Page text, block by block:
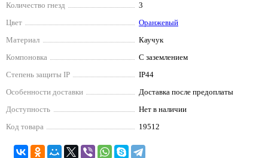
Количество гнезд
3
Цвет
Оранжевый
Материал
Каучук
Компоновка
С заземлением
Степень защиты IP
IP44
Особенности доставки
Доставка после предоплаты
Доступность
Нет в наличии
Код товара
19512